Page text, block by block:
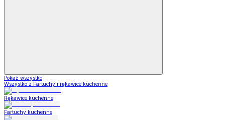
Pokaż wszystko
Wszystko z Fartuchy i rękawice kuchenne
Rękawice kuchenne
Fartuchy kuchenne